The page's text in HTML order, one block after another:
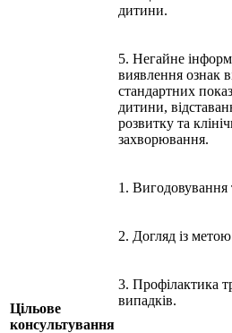
дитини.
5. Негайне
виявлення ознак
стандартних
дитини,
розвитку та
захворювання.
Цільове
консультування
1. Вигодовування
2. Догляд із
3. Профілактика
випадків.